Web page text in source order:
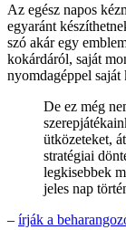
Az egész napos
egyaránt
szó akár egy
kokárdáról, saját
nyomdagéppel
De ez még
ütközeteket,
stratégiai
legkisebbek
jeles nap
– írják a